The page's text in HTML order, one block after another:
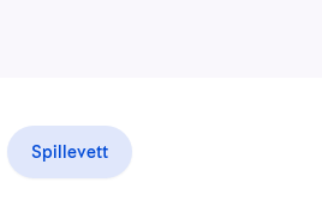
Spillevett